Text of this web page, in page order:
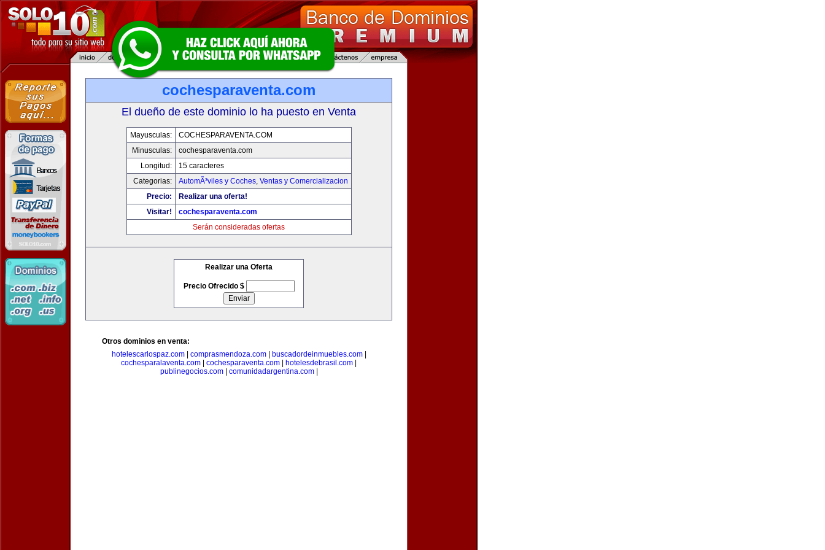
cochesparaventa.com
El dueño de este dominio lo ha puesto en Venta
Mayusculas:
COCHESPARAVENTA.COM
Minusculas:
cochesparaventa.com
Longitud:
15 caracteres
Categorias:
AutomÃ³viles y Coches, Ventas y Comercializacion
Precio:
Realizar una oferta!
Visitar!
cochesparaventa.com
Serán consideradas ofertas
Realizar una Oferta
Precio Ofrecido $
Otros dominios en venta:
hotelescarlospaz.com| comprasmendoza.com| buscadordeinmuebles.com|
cochesparalaventa.com
cochesparaventa.com hotelesdebrasil.com
publinegocios.com| comunidadargentina.com|